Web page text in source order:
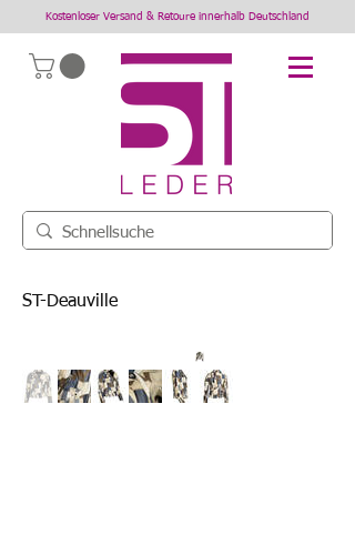
Kostenloser Versand & Retoure innerhalb Deutschland
ST-Deauville